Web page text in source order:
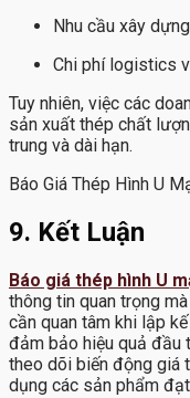
Nhu cầu xây
Chi phí logistics
Tuy nhiên, việc các
sản xuất thép chất
trung và dài hạn.
Báo Giá Thép Hình U
9. Kết Luận
Báo giá thép hình U
thông tin quan trọng
cần quan tâm khi lập
đảm bảo hiệu quả đầu
theo dõi biến động giá
dụng các sản phẩm